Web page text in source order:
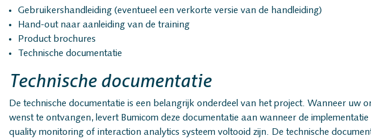
Gebruikershandleiding (eventueel een verkorte versie van de handleiding)
Hand-out naar aanleiding van de training
Product brochures
Technische documentatie
Technische documentatie
De technische documentatie is een belangrijk onderdeel van het project. Wanneer uw
wenst te ontvangen, levert Bumicom deze documentatie aan wanneer de
quality monitoring of interaction analytics systeem voltooid zijn. De technische